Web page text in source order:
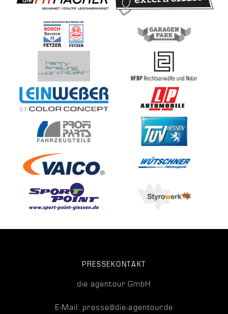
PRESSEKONTAKT
die agentour GmbH
E-Mail: presse@die-agentour.de